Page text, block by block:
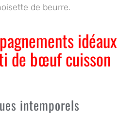
de beurre.
idéaux
de bœuf cuisson
intemporels